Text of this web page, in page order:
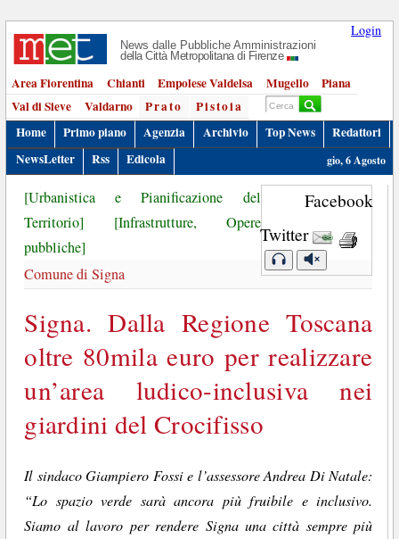
Login
News dalle Pubbliche Amministrazioni
della Città Metropolitana di Firenze
Area Fiorentina Chianti Empolese Valdelsa Mugello
Piana
Val di Sieve
Valdarno Prato
Pistoia
Home
Primo piano Agenzia Archivio Top News
Redattori
NewsLetter
Rss Edicola gio, 6 Agosto
Facebook
Twitter
[Urbanistica e Pianificazione del
Territorio]
[Infrastrutture, Opere
pubbliche]
Comune di Signa
Signa. Dalla Regione Toscana
oltre 80mila euro per realizzare
un’area ludico-inclusiva nei
giardini del Crocifisso
Il sindaco Giampiero Fossi e l’assessore Andrea Di Natale:
“Lo spazio verde sarà ancora più fruibile e inclusivo.
Siamo al lavoro per rendere Signa una città sempre più